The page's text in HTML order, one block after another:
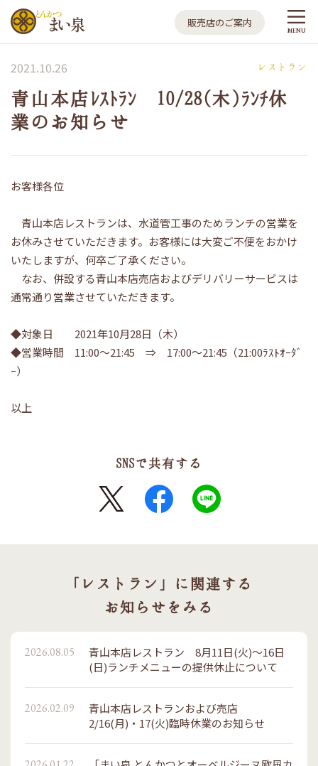
とんかつ まい泉
販売店のご案内
MENU
2021.10.26 レストラン
青山本店ﾚｽﾄﾗﾝ 10/28(木)ﾗﾝﾁ休
業のお知らせ
お客様各位
青山本店レストランは、水道管工事のためランチの営業を
お休みさせていただきます。お客様には大変ご不便をおかけ
いたしますが、何卒ご了承ください。
なお、併設する青山本店売店およびデリバリーサービスは
通常通り営業させていただきます。
◆対象日 2021年10月28日（木）
◆営業時間 11:00～21:45 ⇒ 17:00～21:45（21:00ﾗｽﾄｵｰﾀﾞ
ｰ）
以上
SNSで共有する
FaceBook
「レストラン」に関連する
お知らせをみる
2026.08.05
青山本店レストラン 8月11日(火)～16日
(日)ランチメニューの提供休止について
2026.02.09
青山本店レストランおよび売店
2/16(月)・17(火)臨時休業のお知らせ